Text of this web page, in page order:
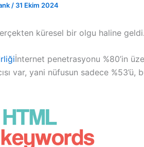
/ 31 Ekim 2024
küresel bir olgu haline geldi.
İnternet penetrasyonu %80’in
var, yani nüfusun sadece %53’ü,